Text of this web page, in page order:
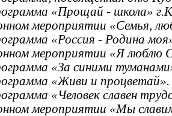
«Прощай - школа»
мероприятии «Семья,
«Россия - Родина
мероприятии «Я люблю
«За синими
«Живи и процветай».
«Человек славен
мероприятии «Мы